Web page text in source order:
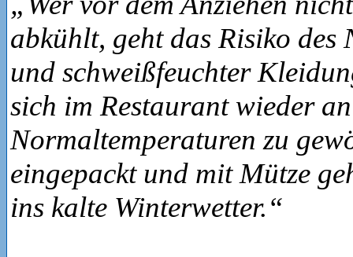
abkühlt, geht das Risiko des
und schweißfeuchter
sich im Restaurant wieder an
Normaltemperaturen zu
eingepackt und mit Mütze
ins kalte Winterwetter.“